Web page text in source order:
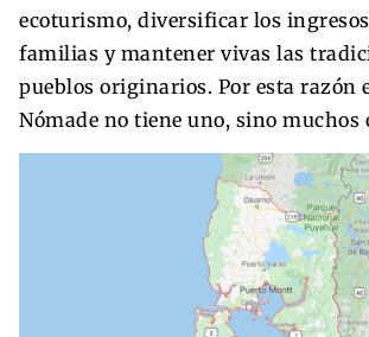
ecoturismo, diversificar los
familias y mantener vivas las
pueblos originarios. Por esta razón
Nómade no tiene uno, sino muchos